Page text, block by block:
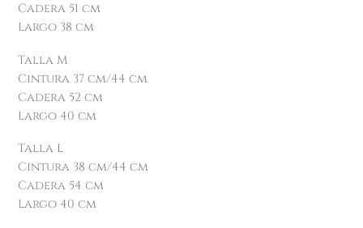
Cadera 51 cm
Largo 38 cm
Talla M
Cintura 37 cm/44 cm
Cadera 52 cm
Largo 40 cm
Talla L
Cintura 38 cm/44 cm
Cadera 54 cm
Largo 40 cm